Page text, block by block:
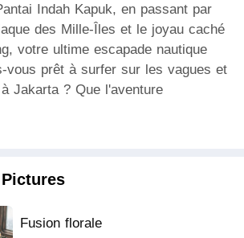
Indah Kapuk, en passant par
des Mille-Îles et le joyau caché
votre ultime escapade nautique
vous prêt à surfer sur les vagues et
Jakarta ? Que l'aventure
Fusion florale